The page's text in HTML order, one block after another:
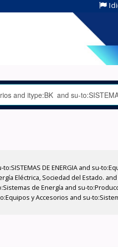
DE ENERGIA and su-
Eléctrica, Sociedad del Estado. and
de Energía and su-
y Accesorios and su-